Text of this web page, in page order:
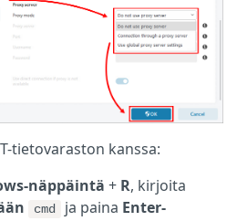
tietovaraston kanssa:
näppäintä + R, kirjoita
cmd ja paina Enter-